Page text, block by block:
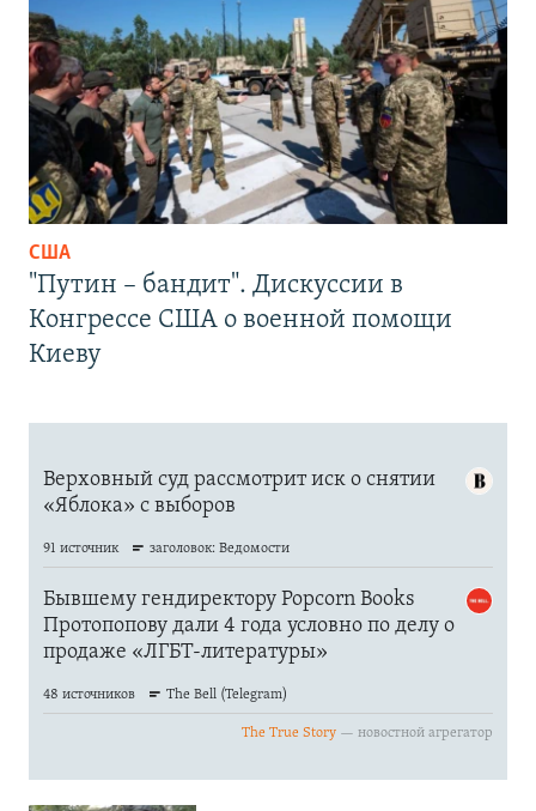
США
"Путин – бандит". Дискуссии в
Конгрессе США о военной помощи
Киеву